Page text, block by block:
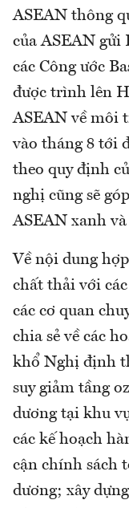
ASEAN thông
của ASEAN gửi
các Công ước
được trình lên
ASEAN về môi
vào tháng 8 tới
theo quy định
nghị cũng sẽ
ASEAN xanh
Về nội dung
chất thải với
các cơ quan
chia sẻ về các
khổ Nghị định
suy giảm tầng
dương tại khu
các kế hoạch
cận chính sách
dương; xây